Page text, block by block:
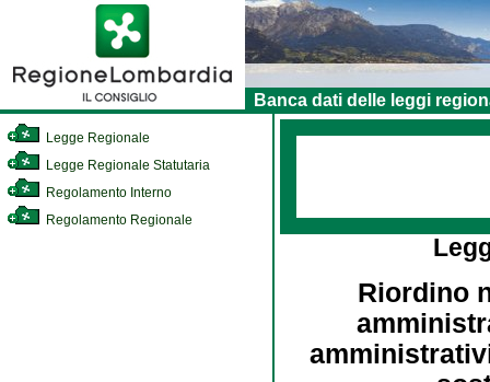
Banca dati delle leggi
Legge Regionale
Legge Regionale Statutaria
Regolamento Interno
Regolamento Regionale
Riordino